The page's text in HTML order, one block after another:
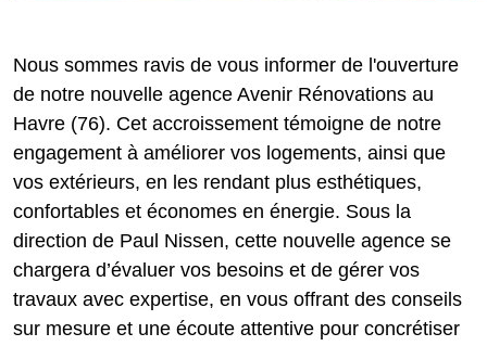
Nous sommes ravis de vous informer de l'ouverture
de notre nouvelle agence Avenir Rénovations au
Havre (76). Cet accroissement témoigne de notre
engagement à améliorer vos logements, ainsi que
vos extérieurs, en les rendant plus esthétiques,
confortables et économes en énergie. Sous la
direction de Paul Nissen, cette nouvelle agence se
chargera d’évaluer vos besoins et de gérer vos
travaux avec expertise, en vous offrant des conseils
sur mesure et une écoute attentive pour concrétiser